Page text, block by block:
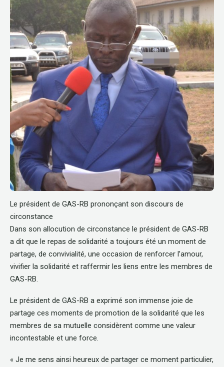
Le président de GAS-RB prononçant son discours de
circonstance
Dans son allocution de circonstance le président de GAS-RB
a dit que le repas de solidarité a toujours été un moment de
partage, de convivialité, une occasion de renforcer l’amour,
vivifier la solidarité et raffermir les liens entre les membres de
GAS-RB.
Le président de GAS-RB a exprimé son immense joie de
partage ces moments de promotion de la solidarité que les
membres de sa mutuelle considèrent comme une valeur
incontestable et une force.
« Je me sens ainsi heureux de partager ce moment particulier,